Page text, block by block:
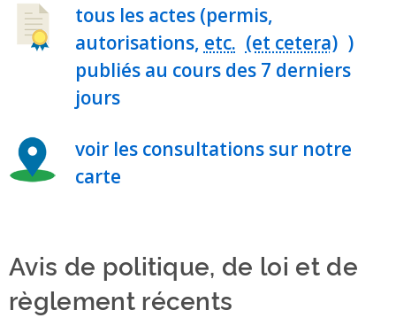
tous les actes (permis,
autorisations, etc.
)
publiés au cours des 7 derniers
jours
voir les consultations sur notre
carte
Avis de politique, de loi et de
règlement récents